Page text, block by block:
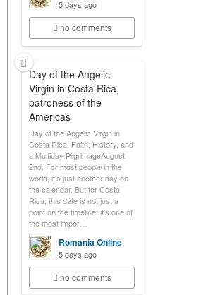
5 days ago
no comments
Day of the Angelic
Virgin in Costa Rica,
patroness of the
Americas
Day of the Angelic Virgin in
Costa Rica: Faith, History, and
a Multiday PilgrimageAugust
2nd. For most people in the
world, it's just another day on
the calendar. But for Costa
Rica, this date is not just a
point on the timeline; it's one of
the most impor…
Romania Online
5 days ago
no comments